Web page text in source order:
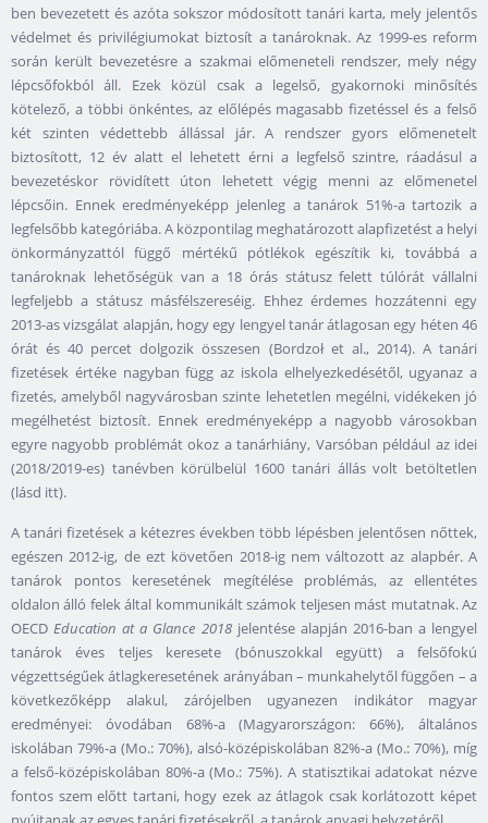
ben bevezetett és azóta sokszor módosított tanári karta, mely jelentős
védelmet és privilégiumokat biztosít a tanároknak. Az 1999-es reform
során került bevezetésre a szakmai előmeneteli rendszer, mely négy
lépcsőfokból áll. Ezek közül csak a legelső, gyakornoki minősítés
kötelező, a többi önkéntes, az előlépés magasabb fizetéssel és a felső
két szinten védettebb állással jár. A rendszer gyors előmenetelt
biztosított, 12 év alatt el lehetett érni a legfelső szintre, ráadásul a
bevezetéskor rövidített úton lehetett végig menni az előmenetel
lépcsőin. Ennek eredményeképp jelenleg a tanárok 51%-a tartozik a
legfelsőbb kategóriába. A központilag meghatározott alapfizetést a helyi
önkormányzattól függő mértékű pótlékok egészítik ki, továbbá a
tanároknak lehetőségük van a 18 órás státusz felett túlórát vállalni
legfeljebb a státusz másfélszereséig. Ehhez érdemes hozzátenni egy
2013-as vizsgálat alapján, hogy egy lengyel tanár átlagosan egy héten 46
órát és 40 percet dolgozik összesen (Bordzoł et al., 2014). A tanári
fizetések értéke nagyban függ az iskola elhelyezkedésétől, ugyanaz a
fizetés, amelyből nagyvárosban szinte lehetetlen megélni, vidékeken jó
megélhetést biztosít. Ennek eredményeképp a nagyobb városokban
egyre nagyobb problémát okoz a tanárhiány, Varsóban például az idei
(2018/2019-es) tanévben körülbelül 1600 tanári állás volt betöltetlen
(lásd itt).
A tanári fizetések a kétezres években több lépésben jelentősen nőttek,
egészen 2012-ig, de ezt követően 2018-ig nem változott az alapbér. A
tanárok pontos keresetének megítélése problémás, az ellentétes
oldalon álló felek által kommunikált számok teljesen mást mutatnak. Az
OECDEducation at a Glance 2018jelentése alapján 2016-ban a lengyel
tanárok éves teljes keresete (bónuszokkal együtt) a felsőfokú
végzettségűek átlagkeresetének arányában – munkahelytől függően – a
következőképp alakul, zárójelben ugyanezen indikátor magyar
eredményei: óvodában 68%-a (Magyarországon: 66%), általános
iskolában 79%-a (Mo.: 70%), alsó-középiskolában 82%-a (Mo.: 70%), míg
a felső-középiskolában 80%-a (Mo.: 75%). A statisztikai adatokat nézve
fontos szem előtt tartani, hogy ezek az átlagok csak korlátozott képet